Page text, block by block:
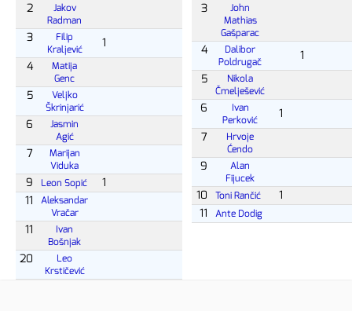
2
Jakov
Radman
3
Filip
Kraljević
1
4
Matija
Genc
5
Veljko
Škrinjarić
6
Jasmin
Agić
7
Marijan
Viduka
9 Leon Sopić
1
11
Aleksandar
Vračar
11
Ivan
Bošnjak
20
Leo
Krstičević
3
John
Mathias
Gašparac
4
Dalibor
Poldrugač
1
5
Nikola
Čmelješević
6
Ivan
Perković
1
7
Hrvoje
Ćendo
9
Alan
Fijucek
10 Toni Rančić
1
11
Ante Dodig